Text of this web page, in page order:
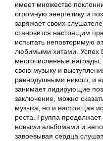
имеет множество
огромную энергетику и
заряжает своих
становится настоящим
испытать неповторимую
любимыми хитами. Успех
многочисленные награды,
свою музыку и
равнодушными никого, и
занимает лидирующие
заключение, можно
музыка, но и настоящая
роста. Группа
новыми альбомами и
завоевывая сердца